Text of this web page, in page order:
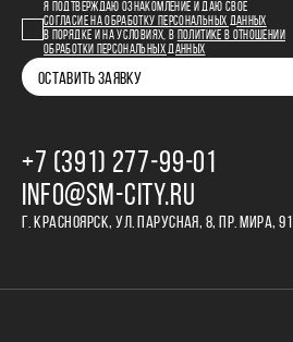
Я ПОДТВЕРЖДАЮ ОЗНАКОМЛЕНИЕ И ДАЮ СВОЕ
СОГЛАСИЕ НА ОБРАБОТКУ ПЕРСОНАЛЬНЫХ ДАННЫХ
В ПОРЯДКЕ И НА УСЛОВИЯХ, В
ПОЛИТИКЕ В ОТНОШЕНИИ
ОБРАБОТКИ ПЕРСОНАЛЬНЫХ ДАННЫХ
ОСТАВИТЬ ЗАЯВКУ
+7 (391) 277‒99‒01
INFO@SM-CITY.RU
Г. КРАСНОЯРСК, УЛ. ПАРУСНАЯ, 8, ПР. МИРА, 91